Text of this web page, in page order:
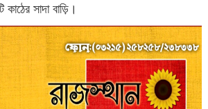
সাদা বাড়ি।